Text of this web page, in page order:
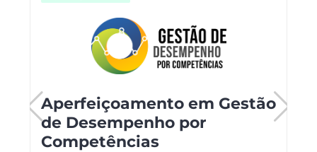
Aperfeiçoamento em Gestão
de Desempenho por
Competências